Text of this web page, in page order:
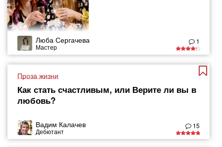
Люба Сергачева
Мастер
1
Проза жизни
Как стать счастливым, или Верите ли вы в
любовь?
Вадим Калачев
Дебютант
15